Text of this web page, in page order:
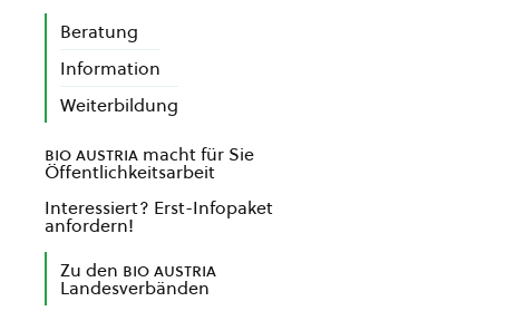
Beratung
Information
Weiterbildung
bio austria macht für Sie
Öffentlichkeitsarbeit
Interessiert? Erst-Infopaket
anfordern!
Zu den bio austria
Landesverbänden